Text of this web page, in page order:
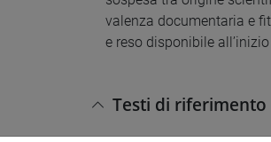
valenza documentaria e
e reso disponibile all’inizio
Testi di riferimento